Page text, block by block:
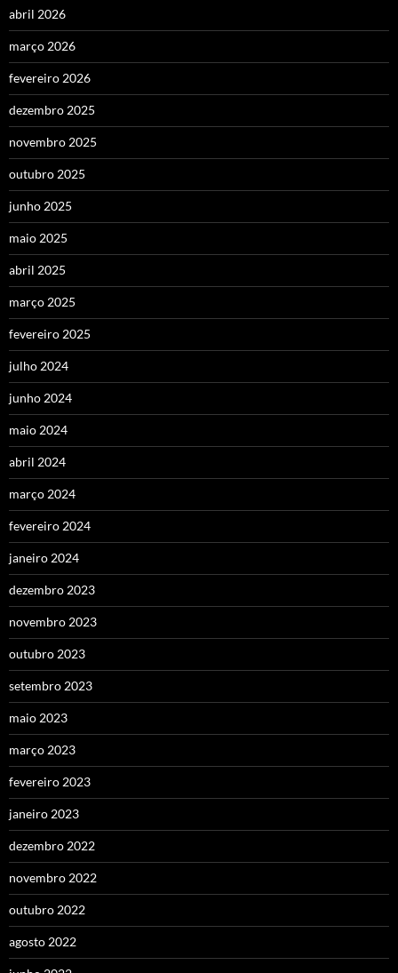
abril 2026
março 2026
fevereiro 2026
dezembro 2025
novembro 2025
outubro 2025
junho 2025
maio 2025
abril 2025
março 2025
fevereiro 2025
julho 2024
junho 2024
maio 2024
abril 2024
março 2024
fevereiro 2024
janeiro 2024
dezembro 2023
novembro 2023
outubro 2023
setembro 2023
maio 2023
março 2023
fevereiro 2023
janeiro 2023
dezembro 2022
novembro 2022
outubro 2022
agosto 2022